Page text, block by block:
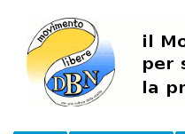
contenuti.
navigazione
Sezioni